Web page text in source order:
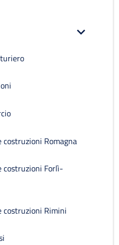
Romagna
costruzioni Forlì-
costruzioni Rimini